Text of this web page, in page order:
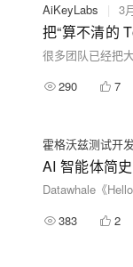
AiKeyLabs | 3
把“算不清的
290 7
霍格沃兹测试开
AI 智能体简史
383 2